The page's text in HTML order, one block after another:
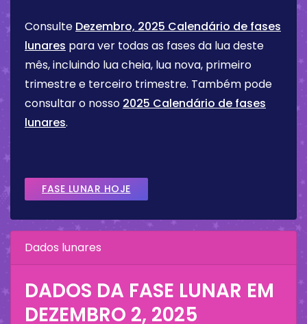
Consulte Dezembro, 2025 Calendário de fases
lunares para ver todas as fases da lua deste
mês, incluindo lua cheia, lua nova, primeiro
trimestre e terceiro trimestre. Também pode
consultar o nosso 2025 Calendário de fases
lunares.
FASE LUNAR HOJE
Dados lunares
DADOS DA FASE LUNAR EM
DEZEMBRO 2, 2025